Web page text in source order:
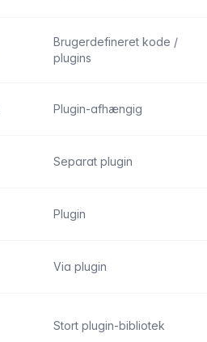
Brugerdefineret kode /
plugins
Plugin-afhængig
Separat plugin
Plugin
Via plugin
Stort plugin-bibliotek